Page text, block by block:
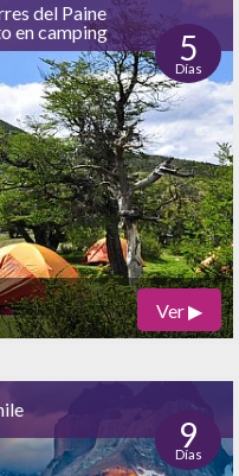
del Paine
en camping
5
Días
Ver ▶
9
Días